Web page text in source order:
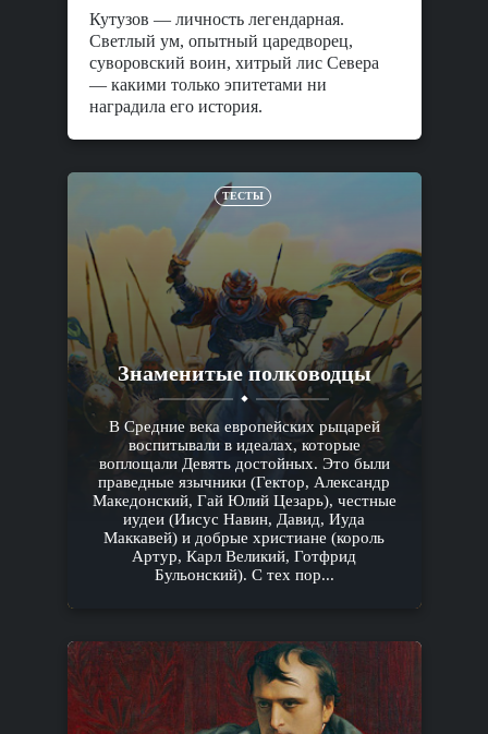
Кутузов — личность легендарная.
Светлый ум, опытный царедворец,
суворовский воин, хитрый лис Севера
— какими только эпитетами ни
наградила его история.
ТЕСТЫ
Знаменитые полководцы
В Средние века европейских рыцарей
воспитывали в идеалах, которые
воплощали Девять достойных. Это были
праведные язычники (Гектор, Александр
Македонский, Гай Юлий Цезарь), честные
иудеи (Иисус Навин, Давид, Иуда
Маккавей) и добрые христиане (король
Артур, Карл Великий, Готфрид
Бульонский). С тех пор...